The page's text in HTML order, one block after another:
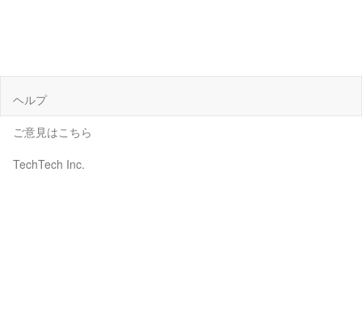
ヘルプ
ご意見はこちら
TechTech Inc.